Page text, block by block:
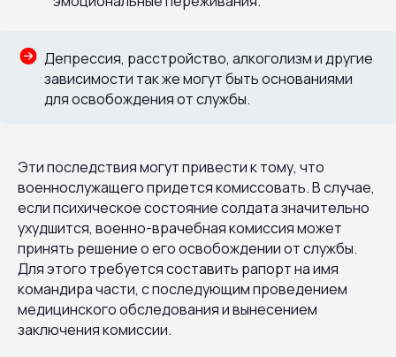
Депрессия, расстройство, алкоголизм и другие
зависимости так же могут быть основаниями
для освобождения от службы.
Эти последствия могут привести к тому, что
военнослужащего придется комиссовать. В случае,
если психическое состояние солдата значительно
ухудшится, военно-врачебная комиссия может
принять решение о его освобождении от службы.
Для этого требуется составить рапорт на имя
командира части, с последующим проведением
медицинского обследования и вынесением
заключения комиссии.